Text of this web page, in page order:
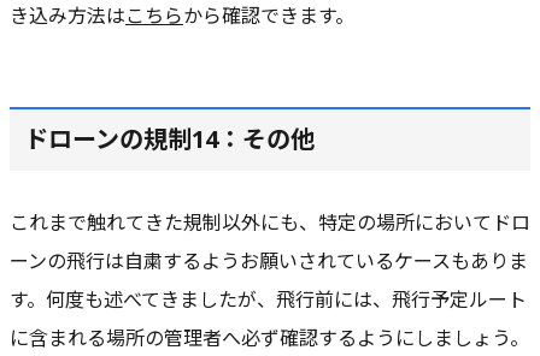
き込み方法はこちらから確認できます。
ドローンの規制14：その他
これまで触れてきた規制以外にも、特定の場所においてドロ
ーンの飛行は自粛するようお願いされているケースもありま
す。何度も述べてきましたが、飛行前には、飛行予定ルート
に含まれる場所の管理者へ必ず確認するようにしましょう。